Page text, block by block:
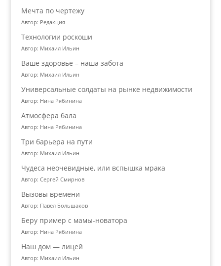
Мечта по чертежу
Автор: Редакция
Технологии роскоши
Автор: Михаил Ильин
Ваше здоровье – наша забота
Автор: Михаил Ильин
Универсальные солдаты на рынке недвижимости
Автор: Нина Рябинина
Атмосфера бала
Автор: Нина Рябинина
Три барьера на пути
Автор: Михаил Ильин
Чудеса неочевидные, или вспышка мрака
Автор: Сергей Смирнов
Вызовы времени
Автор: Павел Большаков
Беру пример с мамы-новатора
Автор: Нина Рябинина
Наш дом — лицей
Автор: Михаил Ильин